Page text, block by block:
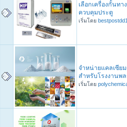
เลือกเครื่องกั้นทา
ควบคุมประตู
เริ่มโดย
จำหน่ายแคลเซีย
สำหรับโรงงานพ
เริ่มโดย